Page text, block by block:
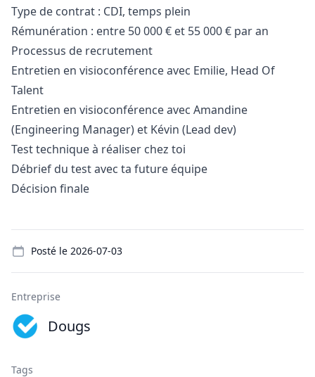
Type de contrat : CDI, temps plein
Rémunération : entre 50 000 € et 55 000 € par an
Processus de recrutement
Entretien en visioconférence avec Emilie, Head Of
Talent
Entretien en visioconférence avec Amandine
(Engineering Manager) et Kévin (Lead dev)
Test technique à réaliser chez toi
Débrief du test avec ta future équipe
Décision finale
Posté le 2026-07-03
Entreprise
Dougs
Tags